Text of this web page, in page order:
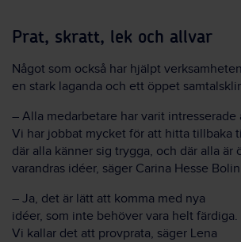
Prat, skratt, lek och allvar
Något som också har hjälpt
en stark laganda och ett öppet
– Alla medarbetare har varit intresserade
Vi har jobbat mycket för att hitta tillbaka
där alla känner sig trygga, och där alla är
varandras idéer, säger Carina Hesse
– Ja, det är lätt att komma med nya
idéer, som inte behöver vara helt färdiga.
Vi kallar det att provprata, säger Lena